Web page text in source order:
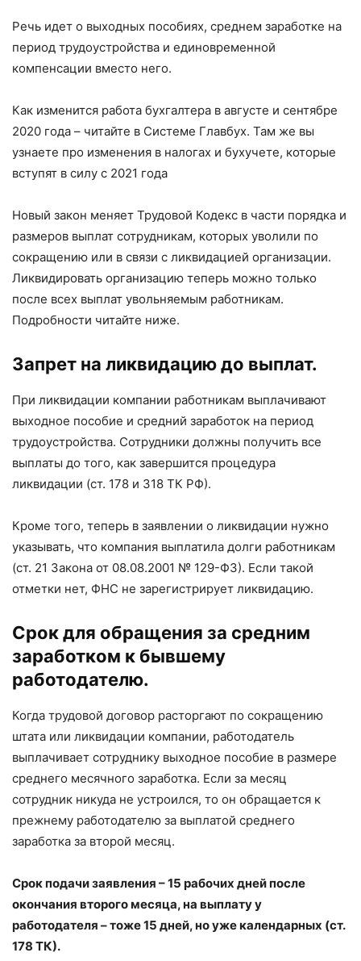
Речь идет о выходных пособиях, среднем заработке на
период трудоустройства и единовременной
компенсации вместо него.
Как изменится работа бухгалтера в августе и сентябре
2020 года – читайте в Системе Главбух. Там же вы
узнаете про изменения в налогах и бухучете, которые
вступят в силу с 2021 года
Новый закон меняет Трудовой Кодекс в части порядка и
размеров выплат сотрудникам, которых уволили по
сокращению или в связи с ликвидацией организации.
Ликвидировать организацию теперь можно только
после всех выплат увольняемым работникам.
Подробности читайте ниже.
Запрет на ликвидацию до выплат.
При ликвидации компании работникам выплачивают
выходное пособие и средний заработок на период
трудоустройства. Сотрудники должны получить все
выплаты до того, как завершится процедура
ликвидации (ст. 178 и 318 ТК РФ).
Кроме того, теперь в заявлении о ликвидации нужно
указывать, что компания выплатила долги работникам
(ст. 21 Закона от 08.08.2001 № 129-ФЗ). Если такой
отметки нет, ФНС не зарегистрирует ликвидацию.
Срок для обращения за средним
заработком к бывшему
работодателю.
Когда трудовой договор расторгают по сокращению
штата или ликвидации компании, работодатель
выплачивает сотруднику выходное пособие в размере
среднего месячного заработка. Если за месяц
сотрудник никуда не устроился, то он обращается к
прежнему работодателю за выплатой среднего
заработка за второй месяц.
Срок подачи заявления – 15 рабочих дней после
окончания второго месяца, на выплату у
работодателя – тоже 15 дней, но уже календарных (ст.
178 ТК).